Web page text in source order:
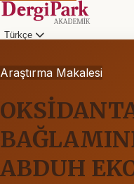
Türkçe
Araştırma Makalesi
ABDUH